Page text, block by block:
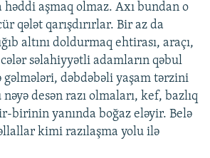
aşmaq olmaz. Axı bundan o
qələt qarışdırırlar. Bir az da
altını doldurmaq ehtirası, araçı,
səlahiyyətli adamların qəbul
gəlmələri, dəbdəbəli yaşam tərzini
desən razı olmaları, kef, bazlıq
birinin yanında boğaz eləyir. Belə
kimi razılaşma yolu ilə